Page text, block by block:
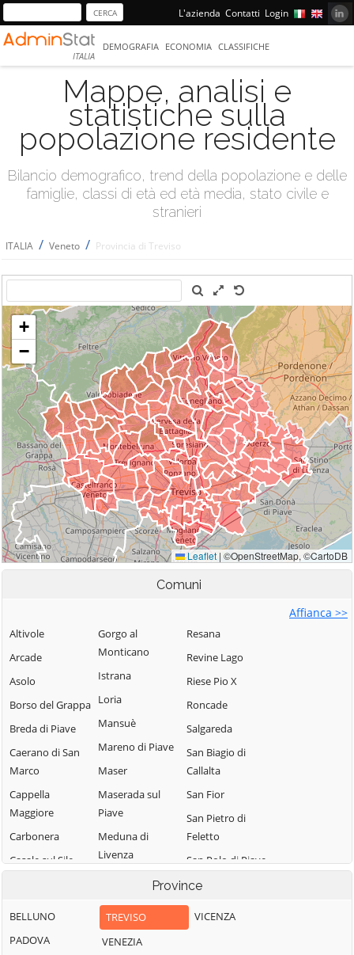
L'azienda Contatti Login
ITALIA
DEMOGRAFIA ECONOMIA CLASSIFICHE
Mappe, analisi e
statistiche sulla
popolazione residente
Bilancio demografico, trend della popolazione e delle
famiglie, classi di età ed età media, stato civile e
stranieri
ITALIA / Veneto / Provincia di Treviso
Comuni
Affianca >>
Altivole
Arcade
Asolo
Borso del Grappa
Breda di Piave
Caerano di San
Marco
Cappella
Maggiore
Carbonera
Casale sul Sile
Gorgo al
Monticano
Istrana
Loria
Mansuè
Mareno di Piave
Maser
Maserada sul
Piave
Meduna di
Livenza
Mogliano Veneto
Monastier di
Treviso
Resana
Revine Lago
Riese Pio X
Roncade
Salgareda
San Biagio di
Callalta
San Fior
San Pietro di
Feletto
San Polo di Piave
San Vendemiano
San Zenone degli
Ezzelini
Province
BELLUNO
PADOVA
TREVISO
VENEZIA
VICENZA